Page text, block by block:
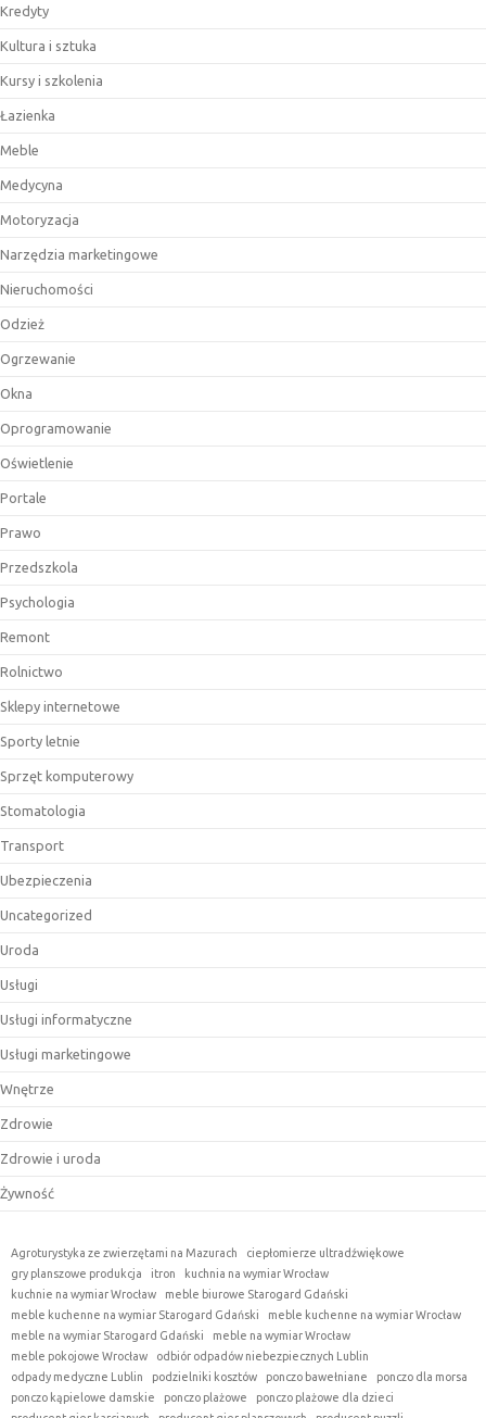
Kredyty
Kultura i sztuka
Kursy i szkolenia
Łazienka
Meble
Medycyna
Motoryzacja
Narzędzia marketingowe
Nieruchomości
Odzież
Ogrzewanie
Okna
Oprogramowanie
Oświetlenie
Portale
Prawo
Przedszkola
Psychologia
Remont
Rolnictwo
Sklepy internetowe
Sporty letnie
Sprzęt komputerowy
Stomatologia
Transport
Ubezpieczenia
Uncategorized
Uroda
Usługi
Usługi informatyczne
Usługi marketingowe
Wnętrze
Zdrowie
Zdrowie i uroda
Żywność
Agroturystyka ze zwierzętami na Mazurach
ciepłomierze ultradźwiękowe
gry planszowe produkcja
itron
kuchnia na wymiar Wrocław
kuchnie na wymiar Wrocław
meble biurowe Starogard Gdański
meble kuchenne na wymiar Starogard Gdański
meble kuchenne na wymiar Wrocław
meble na wymiar Starogard Gdański
meble na wymiar Wrocław
meble pokojowe Wrocław
odbiór odpadów niebezpiecznych Lublin
odpady medyczne Lublin
podzielniki kosztów ponczo bawełniane
ponczo dla morsa
ponczo kąpielowe damskie
ponczo plażowe
ponczo plażowe dla dzieci